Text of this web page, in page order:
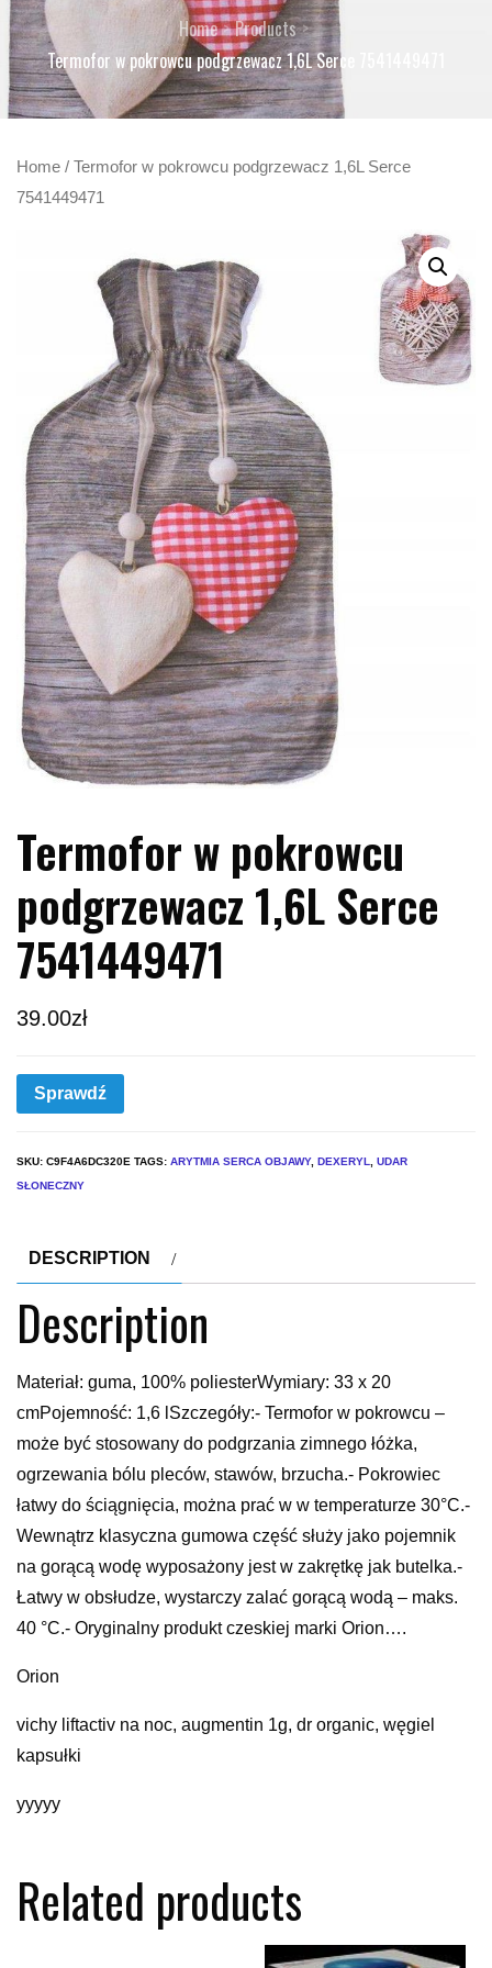
Home
Products
Termofor w pokrowcu podgrzewacz 1,6L Serce 7541449471
Home / Termofor w pokrowcu podgrzewacz 1,6L Serce
7541449471
Termofor w pokrowcu
podgrzewacz 1,6L Serce
7541449471
39.00zł
Sprawdź
SKU: C9F4A6DC320E TAGS: ARYTMIA SERCA OBJAWY, DEXERYL
UDAR
SŁONECZNY
DESCRIPTION
Description
Materiał: guma, 100% poliesterWymiary: 33 x 20
cmPojemność: 1,6 lSzczegóły:- Termofor w pokrowcu –
może być stosowany do podgrzania zimnego łóżka,
ogrzewania bólu pleców, stawów, brzucha.- Pokrowiec
łatwy do ściągnięcia, można prać w w temperaturze 30°C.-
Wewnątrz klasyczna gumowa część służy jako pojemnik
na gorącą wodę wyposażony jest w zakrętkę jak butelka.-
Łatwy w obsłudze, wystarczy zalać gorącą wodą – maks.
40 °C.- Oryginalny produkt czeskiej marki Orion….
Orion
vichy liftactiv na noc, augmentin 1g, dr organic, węgiel
kapsułki
yyyyy
Related products